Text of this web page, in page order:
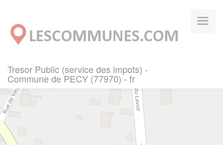
Tresor Public (service des impots) -
Commune de PECY (77970) - fr